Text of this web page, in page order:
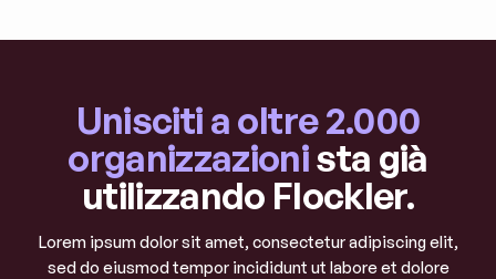
Unisciti a oltre 2.000
organizzazionista già
utilizzando Flockler.
Lorem ipsum dolor sit amet, consectetur adipiscing elit,
sed do eiusmod tempor incididunt ut labore et dolore